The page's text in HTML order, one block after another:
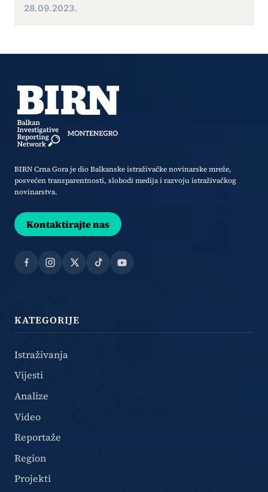
28.09.2023.
BIRN Crna Gora je dio Balkanske istraživačke novinarske mreže,
posvećen transparentnosti, slobodi medija i razvoju istraživačkog
novinarstva.
Kontaktirajte nas
Facebook
Instagram
X TikTokYouTube
KATEGORIJE
Istraživanja
Vijesti
Analize
Video
Reportaže
Region
Projekti